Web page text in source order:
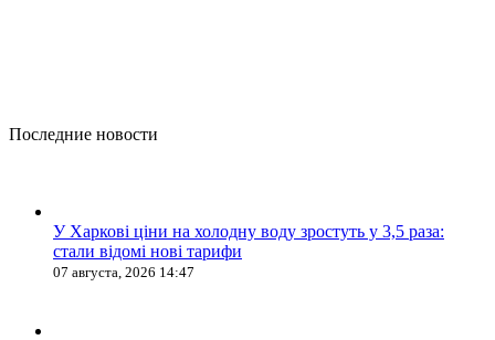
Последние новости
У Харкові ціни на холодну воду зростуть у 3,5 раза:
стали відомі нові тарифи
07 августа, 2026 14:47